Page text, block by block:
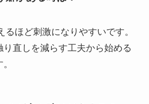
るほど刺激になりやすいです。
直しを減らす工夫から始める